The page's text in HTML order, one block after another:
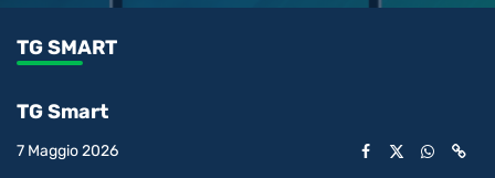
l’audio1.72%
in-
TG SMART
TG Smart
7 Maggio 2026